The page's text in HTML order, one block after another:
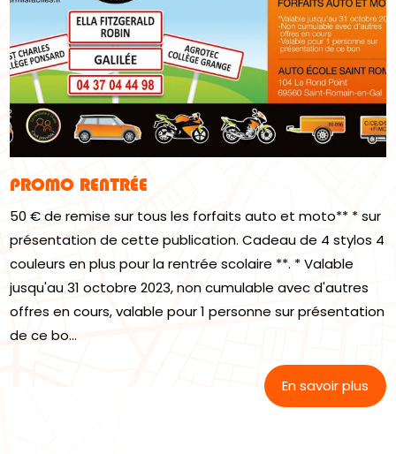
PROMO RENTRÉE
50 € de remise sur tous les forfaits auto et moto** * sur
présentation de cette publication. Cadeau de 4 stylos 4
couleurs en plus pour la rentrée scolaire **. * Valable
jusqu'au 31 octobre 2023, non cumulable avec d'autres
offres en cours, valable pour 1 personne sur présentation
de ce bo...
En savoir plus